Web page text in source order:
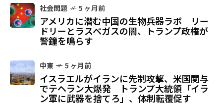
社会問題 5 ヶ月前
アメリカに潜む中国の生物兵器ラボ リー
ドリーとラスベガスの闇、トランプ政権が
警鐘を鳴らす
中東 5 ヶ月前
イスラエルがイランに先制攻撃、米国関与
でテヘラン大爆発 トランプ大統領「イラ
ン軍に武器を捨てろ」、体制転覆促す